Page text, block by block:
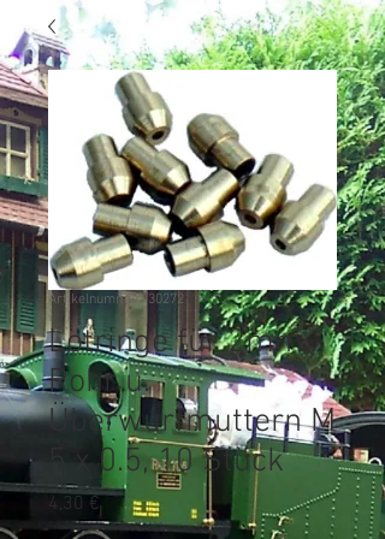
Artikelnummer: 30272
Lötringe für 2mm
Rohr u.
Überwurfmuttern M
5 x 0.5, 10 Stück
4,30 €Preis